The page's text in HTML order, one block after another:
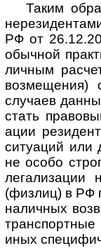
Таким
РФ от
обычной
личным
возме­щения)
случаев
стать
ации
ситуаций или
не особо
лега­ли­зации
(физлиц) в РФ
налич­ных
иных